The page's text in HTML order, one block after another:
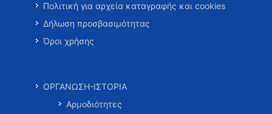
Πολιτική για αρχεία καταγραφής και cookies
Δήλωση προσβασιμότητας
Όροι χρήσης
ΟΡΓΑΝΩΣΗ-ΙΣΤΟΡΙΑ
Αρμοδιότητες